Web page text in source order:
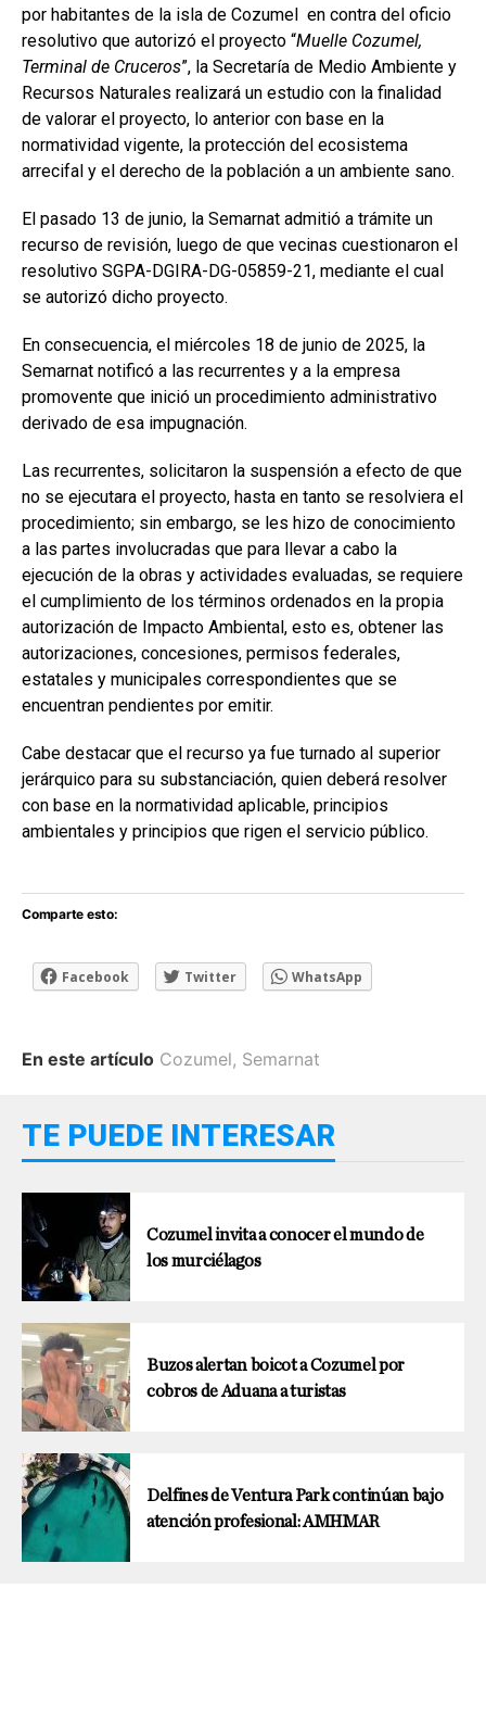
por habitantes de la isla de Cozumel en contra del oficio
resolutivo que autorizó el proyecto “Muelle Cozumel,
Terminal de Cruceros”, la Secretaría de Medio Ambiente y
Recursos Naturales realizará un estudio con la finalidad
de valorar el proyecto, lo anterior con base en la
normatividad vigente, la protección del ecosistema
arrecifal y el derecho de la población a un ambiente sano.
El pasado 13 de junio, la Semarnat admitió a trámite un
recurso de revisión, luego de que vecinas cuestionaron el
resolutivo SGPA-DGIRA-DG-05859-21, mediante el cual
se autorizó dicho proyecto.
En consecuencia, el miércoles 18 de junio de 2025, la
Semarnat notificó a las recurrentes y a la empresa
promovente que inició un procedimiento administrativo
derivado de esa impugnación.
Las recurrentes, solicitaron la suspensión a efecto de que
no se ejecutara el proyecto, hasta en tanto se resolviera el
procedimiento; sin embargo, se les hizo de conocimiento
a las partes involucradas que para llevar a cabo la
ejecución de la obras y actividades evaluadas, se requiere
el cumplimiento de los términos ordenados en la propia
autorización de Impacto Ambiental, esto es, obtener las
autorizaciones, concesiones, permisos federales,
estatales y municipales correspondientes que se
encuentran pendientes por emitir.
Cabe destacar que el recurso ya fue turnado al superior
jerárquico para su substanciación, quien deberá resolver
con base en la normatividad aplicable, principios
ambientales y principios que rigen el servicio público.
Comparte esto:
Facebook Twitter WhatsApp
En este artículo Cozumel, Semarnat
TE PUEDE INTERESAR
Cozumel invita a conocer el mundo de
los murciélagos
Buzos alertan boicot a Cozumel por
cobros de Aduana a turistas
Delfines de Ventura Park continúan bajo
atención profesional: AMHMAR